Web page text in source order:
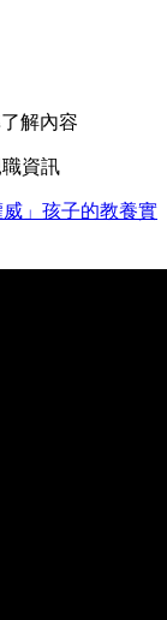
解內容
資訊
威」孩子的教養實